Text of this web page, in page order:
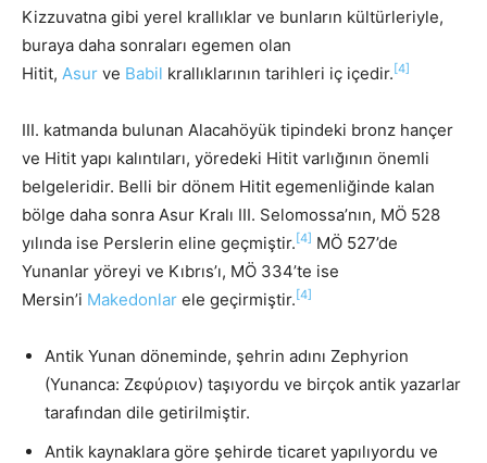
Kizzuvatna gibi yerel krallıklar ve bunların kültürleriyle,
buraya daha sonraları egemen olan
Hitit, Asur ve Babil krallıklarının tarihleri iç içedir. [4]
III. katmanda bulunan Alacahöyük tipindeki bronz hançer
ve Hitit yapı kalıntıları, yöredeki Hitit varlığının önemli
belgeleridir. Belli bir dönem Hitit egemenliğinde kalan
bölge daha sonra Asur Kralı III. Selomossa’nın, MÖ 528
yılında ise Perslerin eline geçmiştir. [4] MÖ 527’de
Yunanlar yöreyi ve Kıbrıs’ı, MÖ 334’te ise
Mersin’i Makedonlar ele geçirmiştir. [4]
Antik Yunan döneminde, şehrin adını Zephyrion
(Yunanca: Ζεφύριον) taşıyordu ve birçok antik yazarlar
tarafından dile getirilmiştir.
Antik kaynaklara göre şehirde ticaret yapılıyordu ve